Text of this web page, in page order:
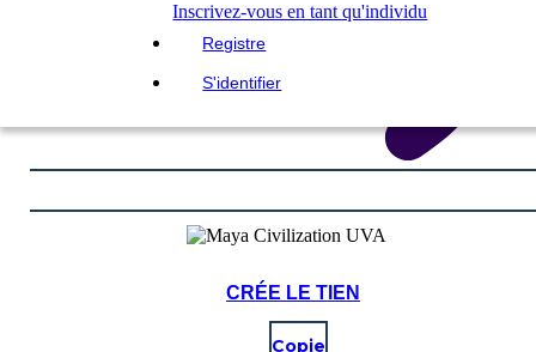
Inscrivez-vous en tant qu'individu
Registre
S'identifier
CRÉE LE TIEN
Copie